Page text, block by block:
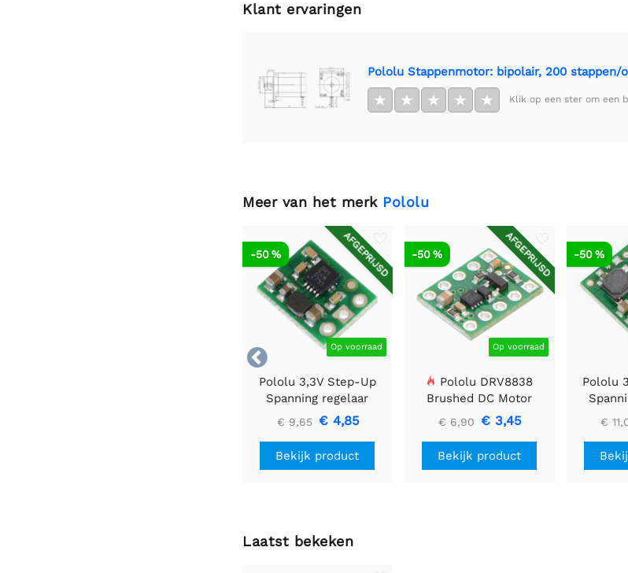
Klant ervaringen
Pololu Stappenmotor: bipolair, 200 stappen/
★ ★ ★ ★ ★ Klik op een ster om een
Meer van het merk Pololu

AFGEPRIJSD
Op voorraad
-50 %
Pololu 3,3V Step-Up
Spanning regelaar
U1V10F3
€ 9,65 € 4,85
Bekijk product
AFGEPRIJSD
Op voorraad
-50 %
Pololu DRV8838
Brushed DC Motor
Driver
€ 6,90 € 3,45
Bekijk product
-50 %
Pololu
€
Laatst bekeken